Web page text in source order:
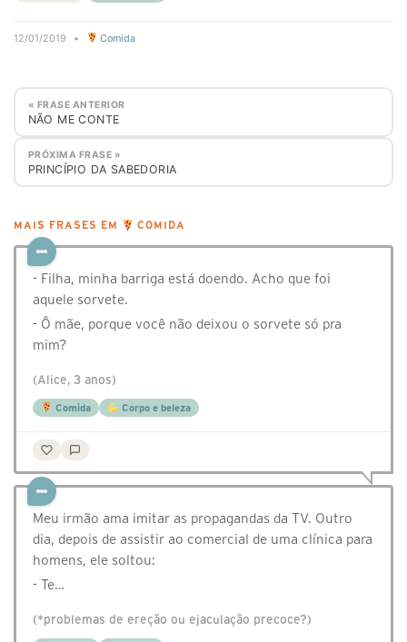
12/01/2019 • Comida
« FRASE ANTERIOR
NÃO ME CONTE
PRÓXIMA FRASE »
PRINCÍPIO DA SABEDORIA
MAIS FRASES EM COMIDA
- Filha, minha barriga está doendo. Acho que foi
aquele sorvete.
- Ô mãe, porque você não deixou o sorvete só pra
mim?
(Alice, 3 anos)
Comida Corpo e beleza
Meu irmão ama imitar as propagandas da TV. Outro
dia, depois de assistir ao comercial de uma clínica para
homens, ele soltou:
- Te…
(*problemas de ereção ou ejaculação precoce?)